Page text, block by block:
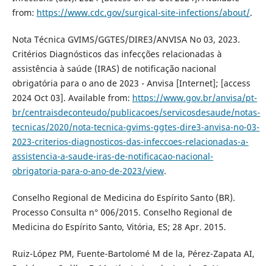
from: https://www.cdc.gov/surgical-site-infections/about/.
Nota Técnica GVIMS/GGTES/DIRE3/ANVISA No 03, 2023.
Critérios Diagnósticos das infecções relacionadas à
assistência à saúde (IRAS) de notificação nacional
obrigatória para o ano de 2023 - Anvisa [Internet]; [access
2024 Oct 03]. Available from: https://www.gov.br/anvisa/pt-
br/centraisdeconteudo/publicacoes/servicosdesaude/notas-
tecnicas/2020/nota-tecnica-gvims-ggtes-dire3-anvisa-no-03-
2023-criterios-diagnosticos-das-infeccoes-relacionadas-a-
assistencia-a-saude-iras-de-notificacao-nacional-
obrigatoria-para-o-ano-de-2023/view.
Conselho Regional de Medicina do Espírito Santo (BR).
Processo Consulta n° 006/2015. Conselho Regional de
Medicina do Espírito Santo, Vitória, ES; 28 Apr. 2015.
Ruiz-López PM, Fuente-Bartolomé M de la, Pérez-Zapata AI,